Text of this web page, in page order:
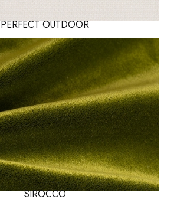
PERFECT OUTDOOR
SIROCCO